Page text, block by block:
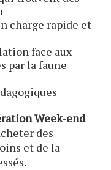
charge rapide et
face aux
par la faune
Week-end
des
et de la